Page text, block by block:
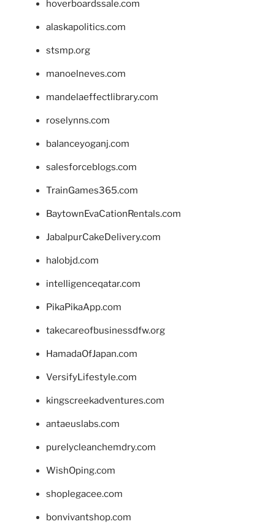
hoverboardssale.com
alaskapolitics.com
stsmp.org
manoelneves.com
mandelaeffectlibrary.com
roselynns.com
balanceyoganj.com
salesforceblogs.com
TrainGames365.com
BaytownEvaCationRentals.com
JabalpurCakeDelivery.com
halobjd.com
intelligenceqatar.com
PikaPikaApp.com
takecareofbusinessdfw.org
HamadaOfJapan.com
VersifyLifestyle.com
kingscreekadventures.com
antaeuslabs.com
purelycleanchemdry.com
WishOping.com
shoplegacee.com
bonvivantshop.com